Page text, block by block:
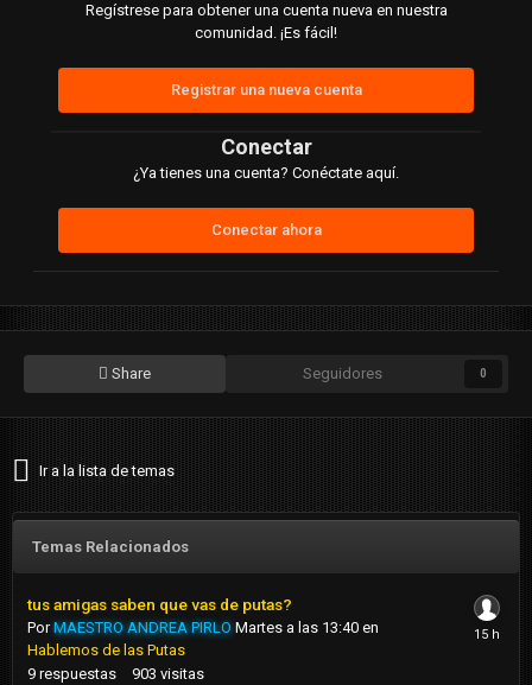
Regístrese para obtener una cuenta nueva en nuestra
comunidad. ¡Es fácil!
Registrar una nueva cuenta
Conectar
¿Ya tienes una cuenta? Conéctate aquí.
Conectar ahora
Share Seguidores 0
Ir a la lista de temas
Temas Relacionados
tus amigas saben que vas de putas?
PorMAESTRO ANDREA PIRLO Martes a las 13:40 en
Hablemos de las Putas
9 respuestas 903 visitas